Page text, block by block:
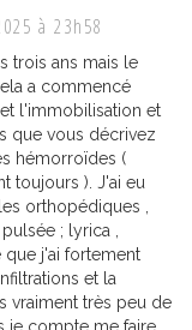
à 23h58
trois ans mais le
a commencé
l'immobilisation et
que vous décrivez
hémorroïdes (
toujours ). J'ai eu
orthopédiques ,
; lyrica ,
j'ai fortement
et la
vraiment très peu de
je compte me faire